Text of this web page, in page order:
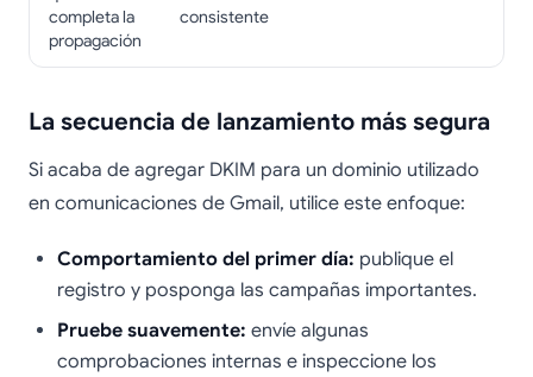
completa la
propagación
consistente
La secuencia de lanzamiento más segura
Si acaba de agregar DKIM para un dominio utilizado
en comunicaciones de Gmail, utilice este enfoque:
Comportamiento del primer día: publique el
registro y posponga las campañas importantes.
Pruebe suavemente: envíe algunas
comprobaciones internas e inspeccione los